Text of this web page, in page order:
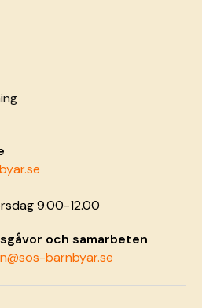
9.00-12.00
och samarbeten
barnbyar.se